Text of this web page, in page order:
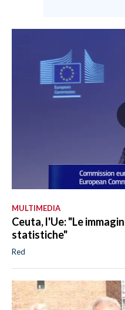
MULTIMEDIA
Ceuta, l'Ue: "Le
statistiche"
Red